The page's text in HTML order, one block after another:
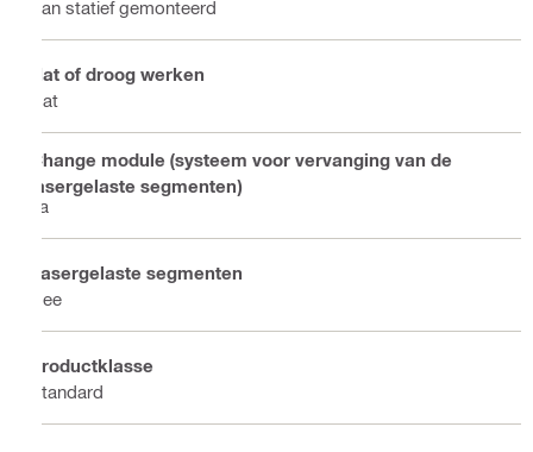
Aan statief gemonteerd
Nat of droog werken
Nat
Change module (systeem voor vervanging van de
lasergelaste segmenten)
Ja
Lasergelaste segmenten
Nee
Productklasse
Standard